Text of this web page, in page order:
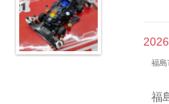
福島
福